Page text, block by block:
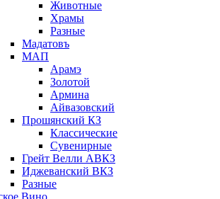
Животные
Храмы
Разные
Мадатовъ
МАП
Арамэ
Золотой
Армина
Айвазовский
Прошянский КЗ
Классические
Сувенирные
Грейт Велли АВКЗ
Иджеванский ВКЗ
Разные
Вино